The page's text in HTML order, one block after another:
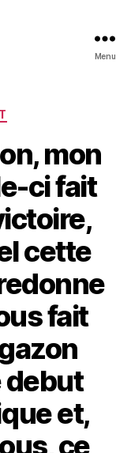
Menu
mon
ci fait
cette
fait
debut
et,
ce